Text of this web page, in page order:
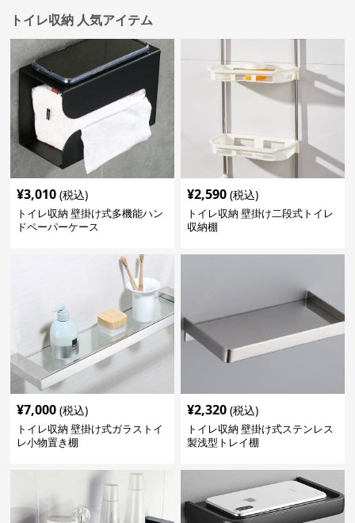
トイレ収納 人気アイテム
¥3,010 (税込)
トイレ収納 壁掛け式多機能ハン
ドペーパーケース
¥2,590 (税込)
トイレ収納 壁掛け二段式トイレ
収納棚
¥7,000 (税込)
トイレ収納 壁掛け式ガラストイ
レ小物置き棚
¥2,320 (税込)
トイレ収納 壁掛け式ステンレス
製浅型トレイ棚